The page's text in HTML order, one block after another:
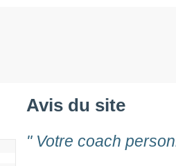
Avis du site
" Votre coach